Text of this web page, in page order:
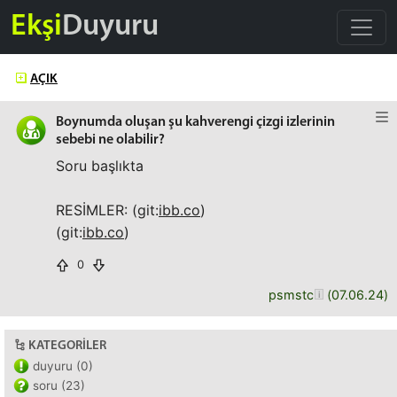
EkşiDuyuru
AÇIK
Boynumda oluşan şu kahverengi çizgi izlerinin
sebebi ne olabilir?
Soru başlıkta
RESİMLER: (git:ibb.co)
(git:ibb.co)
0
psmstc (07.06.24)
KATEGORILER
duyuru (0)
soru (23)